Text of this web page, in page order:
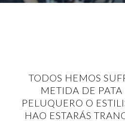
TODOS HEMOS
METIDA DE
PELUQUERO O
HAO ESTARÁS